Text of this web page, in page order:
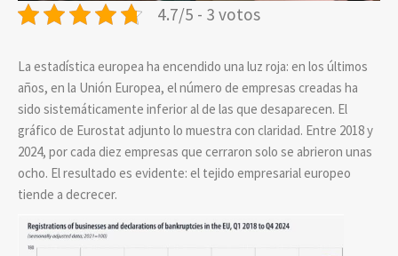
4.7/5 - 3 votos
La estadística europea ha encendido una luz roja: en los últimos
años, en la Unión Europea, el número de empresas creadas ha
sido sistemáticamente inferior al de las que desaparecen. El
gráfico de Eurostat adjunto lo muestra con claridad. Entre 2018 y
2024, por cada diez empresas que cerraron solo se abrieron unas
ocho. El resultado es evidente: el tejido empresarial europeo
tiende a decrecer.